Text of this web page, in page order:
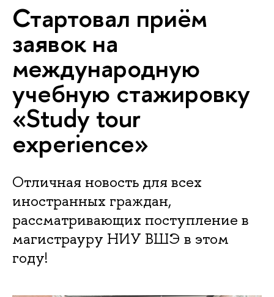
Стартовал приём
заявок на
международную
учебную стажировку
«Study tour
experience»
Отличная новость для всех
иностранных граждан,
рассматривающих поступление в
магистрауру НИУ ВШЭ в этом
году!